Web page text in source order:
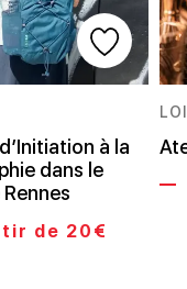
à la
dans le
de 20€